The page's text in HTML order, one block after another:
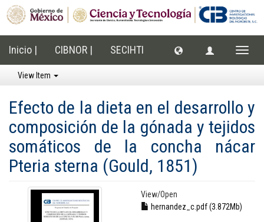
Toggle
Inicio | CIBNOR | SECIHTI
View Item
Efecto de la dieta en el desarrollo y
composición de la gónada y tejidos
somáticos de la concha nácar
Pteria sterna (Gould, 1851)
View/Open
hernandez_c.pdf (3.872Mb)